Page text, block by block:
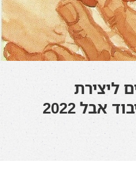
ליצירת
אבל 2022